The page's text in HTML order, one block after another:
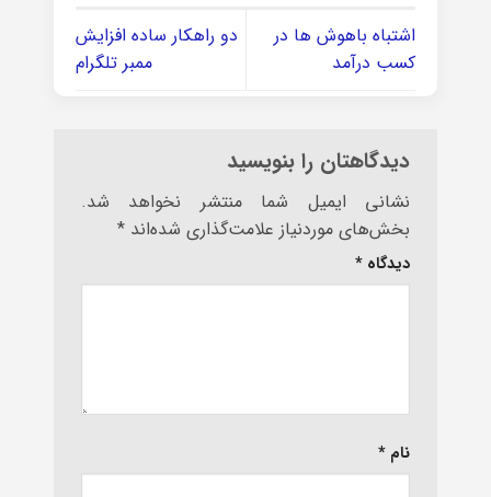
اشتباه باهوش ها در
کسب درآمد
دو راهکار ساده افزایش
ممبر تلگرام
دیدگاهتان را بنویسید
نشانی ایمیل شما منتشر نخواهد شد.
بخش‌های موردنیاز علامت‌گذاری شده‌اند *
دیدگاه *
نام *